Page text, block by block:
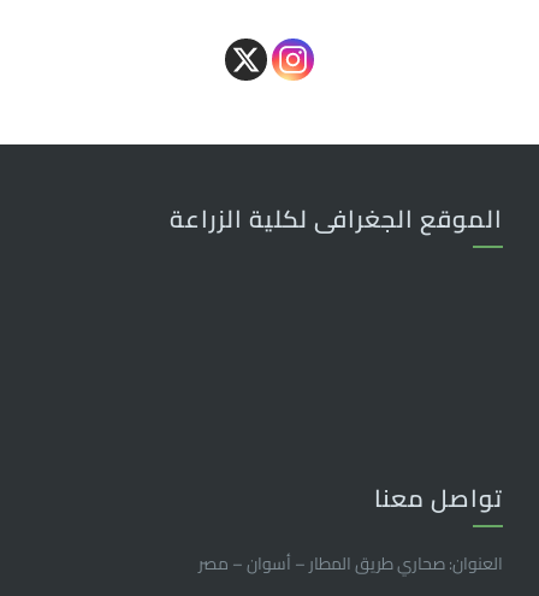
الموقع الجغرافى لكلية الزراعة
تواصل معنا
العنوان: صحاري طريق المطار – أسوان – مصر